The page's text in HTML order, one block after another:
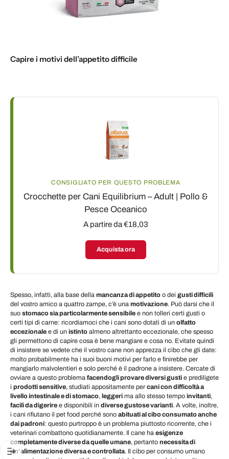
Capire i motivi dell’appetito difficile
CONSIGLIATO PER QUESTO PROBLEMA
Crocchette per Cani Equilibrium – Adult | Pollo &
Pesce Oceanico
A partire da €18,03
Acquista ora
Spesso, infatti, alla base della mancanza di appetito o dei gusti difficili
del vostro amico a quattro zampe, c’è una motivazione. Può darsi che il
suo stomaco sia particolarmente sensibile e non tolleri certi gusti o
certi tipi di carne: ricordiamoci che i cani sono dotati di un olfatto
eccezionale e di un istinto almeno altrettanto eccezionale, che spesso
gli permettono di capire cosa è bene mangiare e cosa no. Evitate quindi
di insistere se vedete che il vostro cane non apprezza il cibo che gli date:
molto probabilmente ha i suoi buoni motivi per farlo e finirebbe per
mangiarlo malvolentieri e solo perché è il padrone a insistere. Cercate di
ovviare a questo problema facendogli provare diversi gusti e prediligete
i prodotti sensitive, studiati appositamente per cani con difficoltà a
livello intestinale e di stomaco, leggeri ma allo stesso tempo invitanti,
facili da digerire e disponibili in diverse gustose varianti. A volte, inoltre,
i cani rifiutano il pet food perché sono abituati al cibo consumato anche
dai padroni: questo purtroppo è un problema piuttosto ricorrente, che i
veterinari combattono quotidianamente. Il cane ha esigenze
completamente diverse da quelle umane, pertanto necessita di
un’alimentazione diversa e controllata. Il cibo per consumo umano